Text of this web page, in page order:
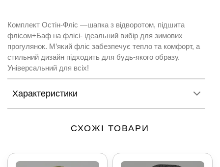
Комплект Остін-Фліс —шапка з відворотом, підшита
флісом+Баф на флісі- ідеальний вибір для зимових
прогулянок. М’який фліс забезпечує тепло та комфорт, а
стильний дизайн підходить для будь-якого образу.
Універсальний для всіх!
Характеристики
СХОЖІ ТОВАРИ